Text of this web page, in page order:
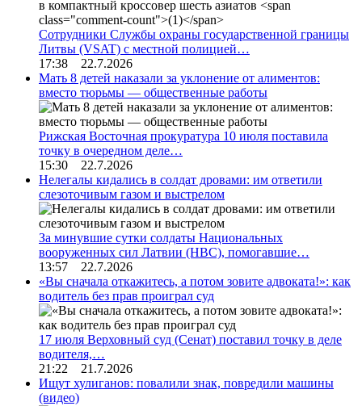
Сотрудники Службы охраны государственной границы
Литвы (VSAT) с местной полицией…
17:38 22.7.2026
Мать 8 детей наказали за уклонение от алиментов:
вместо тюрьмы — общественные работы
Рижская Восточная прокуратура 10 июля поставила
точку в очередном деле…
15:30 22.7.2026
Нелегалы кидались в солдат дровами: им ответили
слезоточивым газом и выстрелом
За минувшие сутки солдаты Национальных
вооруженных сил Латвии (НВС), помогавшие…
13:57 22.7.2026
«Вы сначала откажитесь, а потом зовите адвоката!»: как
водитель без прав проиграл суд
17 июля Верховный суд (Сенат) поставил точку в деле
водителя,…
21:22 21.7.2026
Ищут хулиганов: повалили знак, повредили машины
(видео)